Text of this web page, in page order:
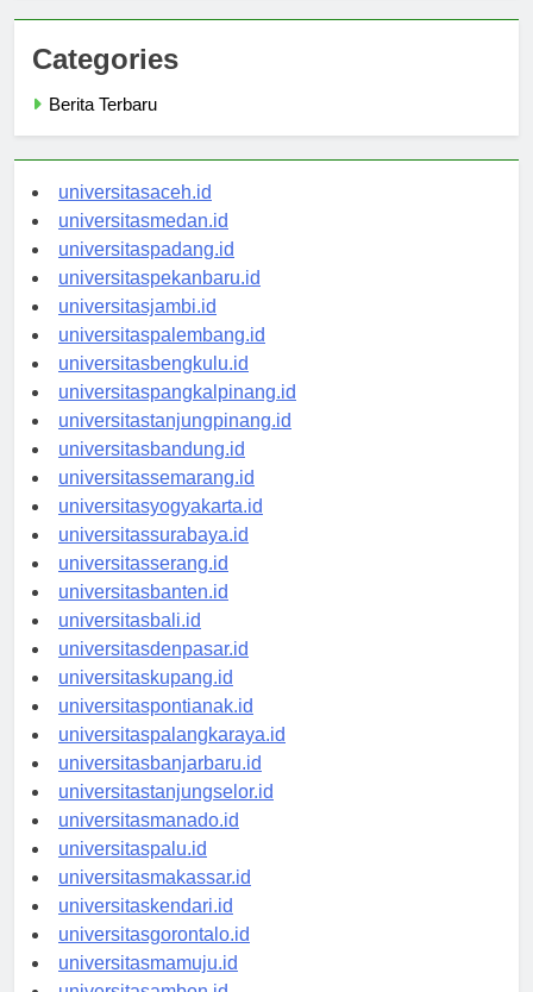
Categories
universitasaceh.id
universitasmedan.id
universitaspadang.id
universitaspekanbaru.id
universitasjambi.id
universitaspalembang.id
universitasbengkulu.id
universitaspangkalpinang.id
universitastanjungpinang.id
universitasbandung.id
universitassemarang.id
universitasyogyakarta.id
universitassurabaya.id
universitasserang.id
universitasbanten.id
universitasbali.id
universitasdenpasar.id
universitaskupang.id
universitaspontianak.id
universitaspalangkaraya.id
universitasbanjarbaru.id
universitastanjungselor.id
universitasmanado.id
universitaspalu.id
universitasmakassar.id
universitaskendari.id
universitasgorontalo.id
universitasmamuju.id